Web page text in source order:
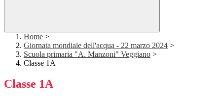
Home >
Giornata mondiale dell'acqua - 22 marzo 2024 >
Scuola primaria "A. Manzoni" Veggiano >
Classe 1A
Classe 1A